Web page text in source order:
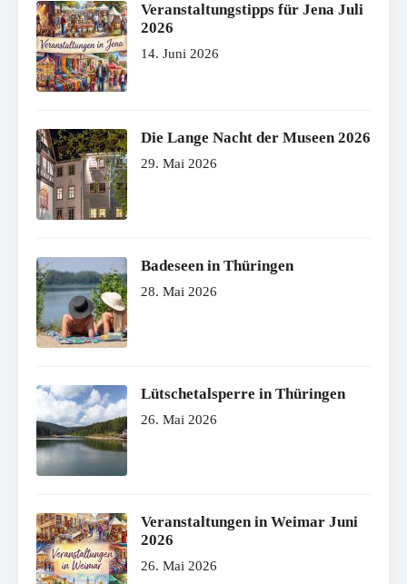
Veranstaltungstipps für Jena Juli
2026
14. Juni 2026
Die Lange Nacht der Museen 2026
29. Mai 2026
Badeseen in Thüringen
28. Mai 2026
Lütschetalsperre in Thüringen
26. Mai 2026
Veranstaltungen in Weimar Juni
2026
26. Mai 2026